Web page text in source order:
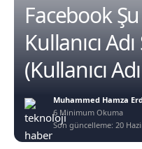
Facebook
Kullanıcı
(Kullanıcı
Son güncelleme: 20
Muhammed Hamza
6 Minimum Okuma